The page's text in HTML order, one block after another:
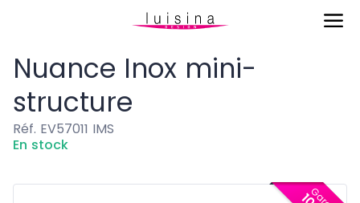
Nuance Inox mini-structure
Nuance Inox mini-
structure
Réf. EV57011 IMS
En stock